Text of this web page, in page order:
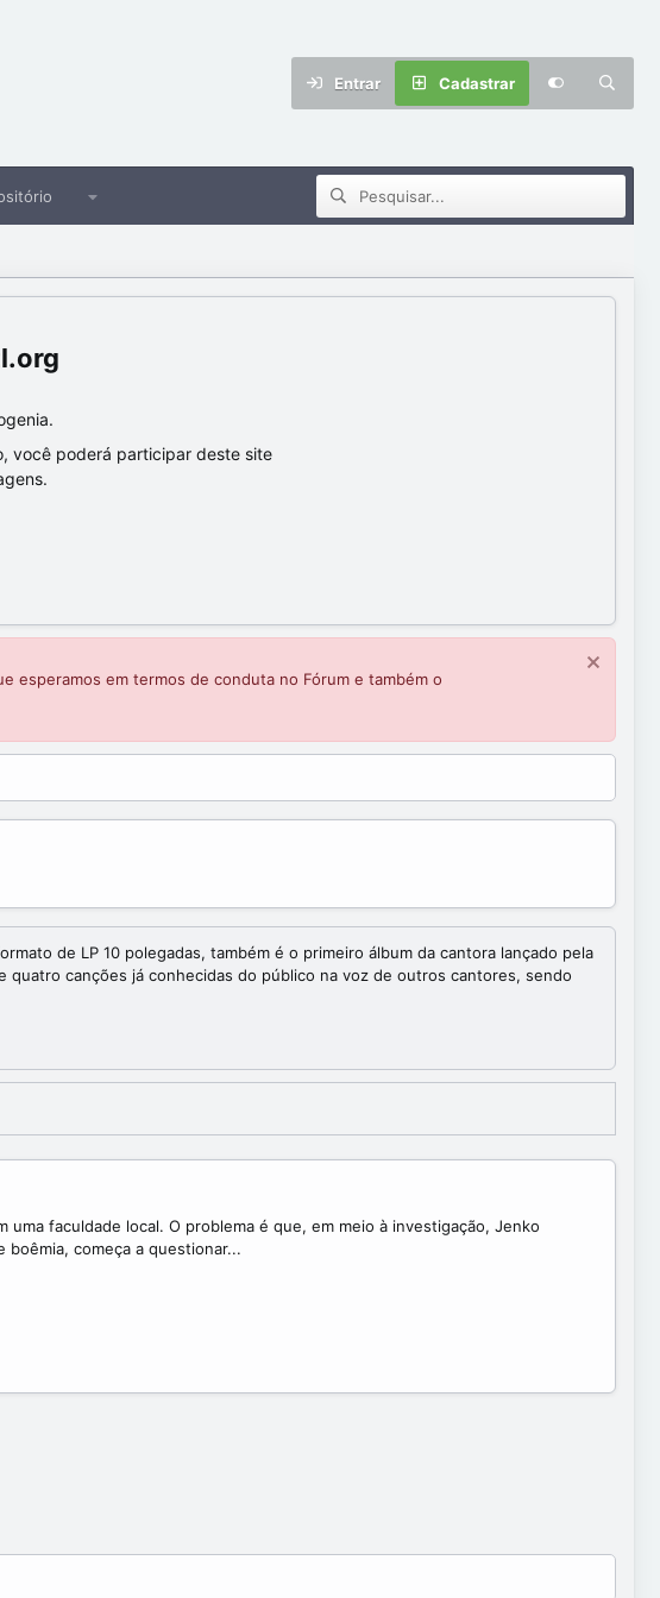
Entrar Cadastrar
você poderá participar deste site
esperamos em termos de conduta no Fórum e também o
de LP 10 polegadas, também é o primeiro álbum da cantora lançado pela
canções já conhecidas do público na voz de outros cantores, sendo
faculdade local. O problema é que, em meio à investigação, Jenko
começa a questionar...